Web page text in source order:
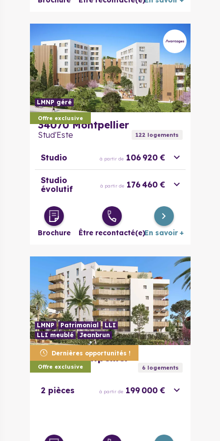
Offre exclusive
LMNP géré
34070 Montpellier
Stud'Este 122logements
Studio à partir de 106 920 €
Studio
évolutif
à partir de 176 460 €
Brochure Être recontacté(e)En savoir +
Dernières opportunités !
Offre exclusive
LMNP Patrimonial
LLI
LLI meublé
Jeanbrun
34070 Montpellier
Toshi 6logements
2 pièces à partir de 199 000 €